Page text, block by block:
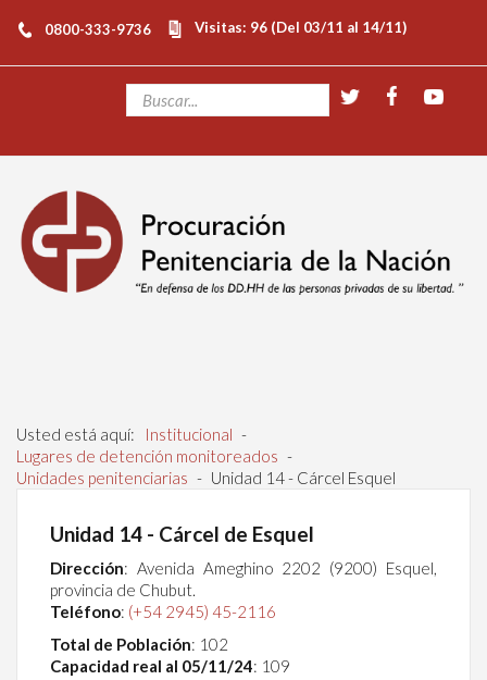
0800-333-9736 Visitas: 96 (Del 03/11 al 14/11)
Usted está aquí: Institucional -
Lugares de detención monitoreados -
Unidades penitenciarias - Unidad 14 - Cárcel Esquel
Unidad 14 - Cárcel de Esquel
Dirección: Avenida Ameghino 2202 (9200) Esquel,
provincia de Chubut.
Teléfono: (+54 2945) 45-2116
Total de Población: 102
Capacidad real al 05/11/24: 109